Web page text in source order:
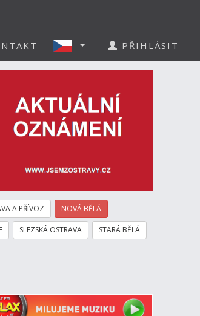
PŘIHLÁSIT
A PŘÍVOZ NOVÁ BĚLÁ
SLEZSKÁ OSTRAVA STARÁ BĚLÁ